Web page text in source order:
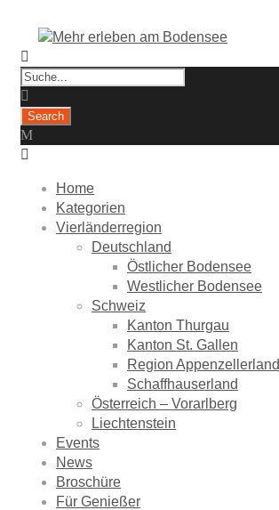
Home
Kategorien
Vierländerregion
Deutschland
Östlicher Bodensee
Westlicher Bodensee
Schweiz
Kanton Thurgau
Kanton St. Gallen
Region Appenzellerland
Schaffhauserland
Österreich – Vorarlberg
Liechtenstein
Events
News
Broschüre
Für Genießer